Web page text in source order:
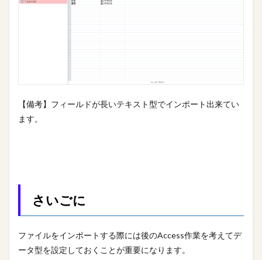
【備考】フィールドが長いテキスト型でインポート出来てい
ます。
さいごに
ファイルをインポートする際には後のAccess作業を考えてデ
ータ型を設定しておくことが重要になります。